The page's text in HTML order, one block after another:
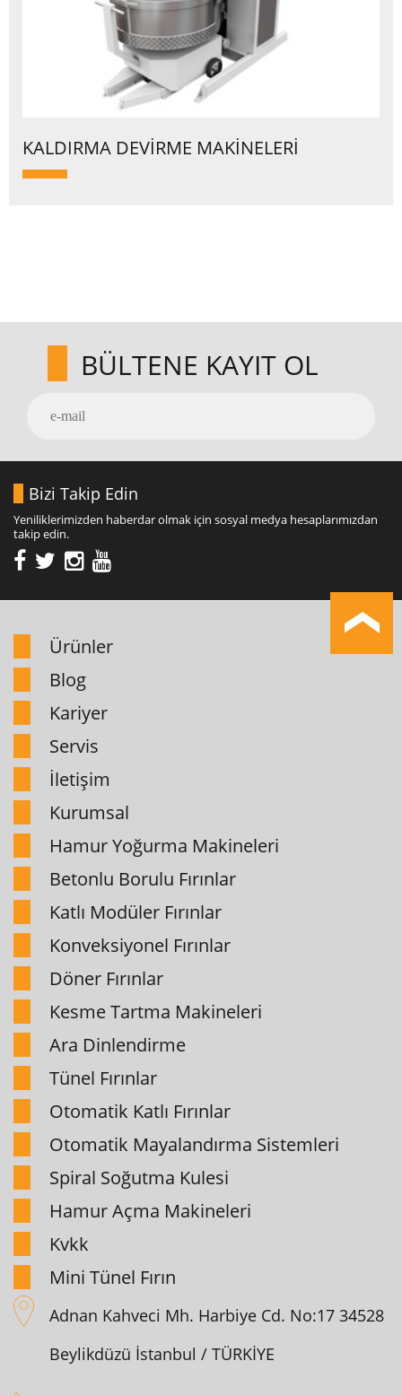
KALDIRMA DEVİRME MAKİNELERİ
BÜLTENE KAYIT OL
Bizi Takip Edin
Yeniliklerimizden haberdar olmak için sosyal medya hesaplarımızdan
takip edin.
Ürünler
Blog
Kariyer
Servis
İletişim
Kurumsal
Hamur Yoğurma Makineleri
Betonlu Borulu Fırınlar
Katlı Modüler Fırınlar
Konveksiyonel Fırınlar
Döner Fırınlar
Kesme Tartma Makineleri
Ara Dinlendirme
Tünel Fırınlar
Otomatik Katlı Fırınlar
Otomatik Mayalandırma Sistemleri
Spiral Soğutma Kulesi
Hamur Açma Makineleri
Kvkk
Mini Tünel Fırın
Adnan Kahveci Mh. Harbiye Cd. No:17 34528
Beylikdüzü İstanbul / TÜRKİYE